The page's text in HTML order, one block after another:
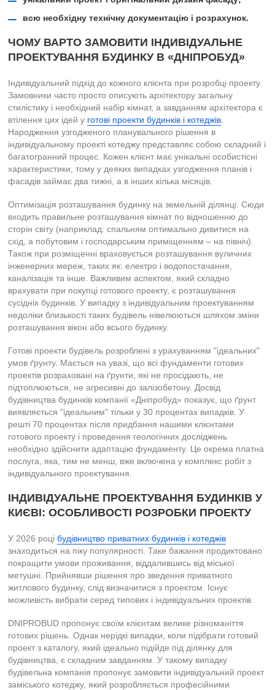
всю необхідну технічну документацію і розрахунок.
ЧОМУ ВАРТО ЗАМОВИТИ ІНДИВІДУАЛЬНЕ
ПРОЕКТУВАННЯ БУДИНКУ В «ДНІПРОБУД»
Індивідуальний підхід до кожного клієнта при розробці проекту.
Замовники часто просто описують архітектору загальну
стилістику і необхідний набір кімнат, а завданням архітектора є
втілення цих ідей у готові проекти будинків і котеджів
Народження узгодженого планувального рішення в
індивідуальному проекті котеджу представляє собою складний і
багатогранний процес. Кожен клієнт має унікальні особистісні
характеристики, тому у деяких випадках узгодження планів і
фасадів займає два тижні, а в інших кілька місяців.
Оптимізація розташування будинку на земельній ділянці. Сюди
входить правильне розташування кімнат по відношенню до
сторін світу (наприклад: спальням оптимально дивитися на
схід, а побутовим і господарським приміщенням – на північ).
Також при розміщенні враховується розташування вуличних
інженерних мереж, таких як: електро і водопостачання,
каналізація та інше. Важливим аспектом, який складно
врахувати при покупці готового проекту, є розташування
сусідніх будинків. У випадку з індивідуальним проектуванням
недоліки близькості таких будівель нівелюються шляхом зміни
розташування вікон або всього будинку.
Готові проекти будівель розроблені з урахуванням "ідеальних"
умов ґрунту. Мається на увазі, що всі фундаменти готових
проектів розраховані на ґрунти, які не просідають, не
підтоплюються, не агресивні до залізобетону. Досвід
будівництва будинків компанії «Дніпробуд» показує, що ґрунт
виявляється "ідеальним" тільки у 30 процентах випадків. У
решті 70 процентах після придбання нашими клієнтами
готового проекту і проведення геологічних досліджень
необхідно здійснити адаптацію фундаменту. Це окрема платна
послуга, яка, тим не менш, вже включена у комплекс робіт з
індивідуального проектування.
ІНДИВІДУАЛЬНЕ ПРОЕКТУВАННЯ БУДИНКІВ У
КИЄВІ: ОСОБЛИВОСТІ РОЗРОБКИ ПРОЕКТУ
У 2026 році будівництво приватних будинків і котеджів
знаходиться на піку популярності. Таке бажання продиктовано
покращити умови проживання, віддалившись від міської
метушні. Прийнявши рішення про зведення приватного
житлового будинку, слід визначитися з проектом. Існує
можливість вибрати серед типових і індивідуальних проектів.
DNIPROBUD пропонує своїм клієнтам велике різноманіття
готових рішень. Однак нерідкі випадки, коли підібрати готовий
проект з каталогу, який ідеально підійде під ділянку для
будівництва, є складним завданням. У такому випадку
будівельна компанія пропонує замовити індивідуальний проект
заміського котеджу, який розробляється професійними